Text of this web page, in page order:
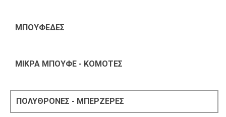
ΜΠΟΥΦΕΔΕΣ
ΜΙΚΡΑ ΜΠΟΥΦΕ - ΚΟΜΟΤΕΣ
ΠΟΛΥΘΡΟΝΕΣ - ΜΠΕΡΖΕΡΕΣ